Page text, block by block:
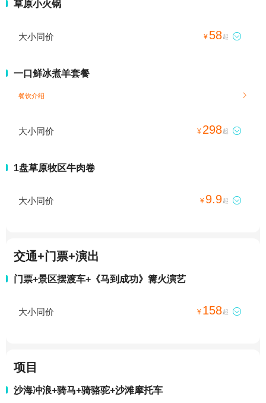
草原小火锅
大小同价 ¥ 58起 
一口鲜冰煮羊套餐
餐饮介绍 
大小同价 ¥ 298起 
1盘草原牧区牛肉卷
大小同价 ¥ 9.9起 
交通+门票+演出
门票+景区摆渡车+《马到成功》篝火演艺
大小同价 ¥ 158起 
项目
沙海冲浪+骑马+骑骆驼+沙滩摩托车